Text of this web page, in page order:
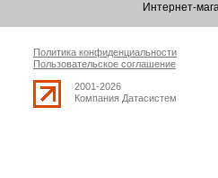
Интернет-
Политика конфиденциальности
Пользовательское соглашение
2001-2026
Компания Датасистем